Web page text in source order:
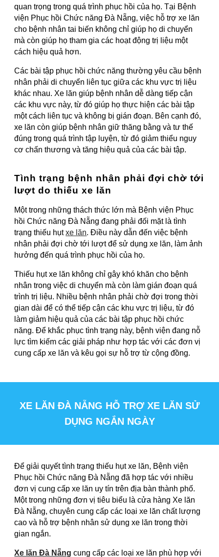
quan trọng trong quá trình phục hồi của họ. Tại Bệnh
viện Phục hồi Chức năng Đà Nẵng, việc hỗ trợ xe lăn
cho bệnh nhân tai biến không chỉ giúp họ di chuyển
mà còn giúp họ tham gia các hoạt động trị liệu một
cách hiệu quả hơn.
Các bài tập phục hồi chức năng thường yêu cầu bệnh
nhân phải di chuyển liên tục giữa các khu vực trị liệu
khác nhau. Xe lăn giúp bệnh nhân dễ dàng tiếp cận
các khu vực này, từ đó giúp họ thực hiện các bài tập
một cách liên tục và không bị gián đoạn. Bên cạnh đó,
xe lăn còn giúp bệnh nhân giữ thăng bằng và tư thế
đúng trong quá trình tập luyện, từ đó giảm thiểu nguy
cơ chấn thương và tăng hiệu quả của các bài tập.
Tình trạng bệnh nhân phải đợi chờ tới
lượt do thiếu xe lăn
Một trong những thách thức lớn mà Bệnh viện Phục
hồi Chức năng Đà Nẵng đang phải đối mặt là tình
trạng thiếu hụtxe lăn. Điều này dẫn đến việc bệnh
nhân phải đợi chờ tới lượt để sử dụng xe lăn, làm ảnh
hưởng đến quá trình phục hồi của họ.
Thiếu hụt xe lăn không chỉ gây khó khăn cho bệnh
nhân trong việc di chuyển mà còn làm gián đoạn quá
trình trị liệu. Nhiều bệnh nhân phải chờ đợi trong thời
gian dài để có thể tiếp cận các khu vực trị liệu, từ đó
làm giảm hiệu quả của các bài tập phục hồi chức
năng. Để khắc phục tình trạng này, bệnh viện đang nỗ
lực tìm kiếm các giải pháp như hợp tác với các đơn vị
cung cấp xe lăn và kêu gọi sự hỗ trợ từ cộng đồng.
XE LĂN ĐÀ NẴNG HỖ TRỢ XE LĂN SỬ
DỤNG NGẮN NGÀY
Để giải quyết tình trạng thiếu hụt xe lăn, Bệnh viện
Phục hồi Chức năng Đà Nẵng đã hợp tác với nhiều
đơn vị cung cấp xe lăn uy tín trên địa bàn thành phố.
Một trong những đơn vị tiêu biểu là cửa hàng Xe lăn
Đà Nẵng, chuyên cung cấp các loại xe lăn chất lượng
cao và hỗ trợ bệnh nhân sử dụng xe lăn trong thời
gian ngắn.
Xe lăn Đà Nẵng cung cấp các loại xe lăn phù hợp với